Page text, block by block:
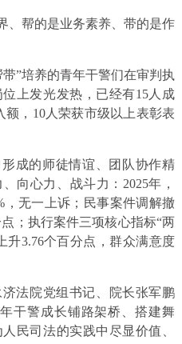
、帮的是业务素养、带的是作
”培养的青年干警们在审判执
上发光发热，已经有15人成
，10人荣获市级以上表彰表
成的师徒情谊、团队协作精
向心力、战斗力：2025年，
，无一上诉；民事案件调解撤
；执行案件三项核心指标“两
升3.76个百分点，群众满意度
法院党组书记、院长张军鹏
干警成长铺路架桥、搭建舞
民司法的实践中尽显价值、